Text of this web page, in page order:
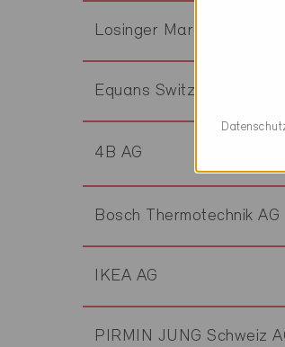
Losinger Marazzi SA
Equans Switzerland AG
4B AG
Bosch Thermotechnik AG
IKEA AG
PIRMIN JUNG Schweiz